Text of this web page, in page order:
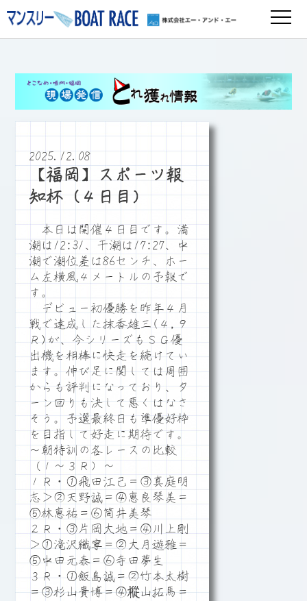
2025.12.08
【福岡】スポーツ報
知杯（４日目）
本日は開催４日目です。満
潮は12:31、干潮は17:27、中
潮で潮位差は86センチ、ホー
ム左横風４メートルの予報で
す。
デビュー初優勝を昨年４月
戦で達成した抹香雄三(４,９
Ｒ)が、今シリーズもＳＧ優
出機を相棒に快走を続けてい
ます。伸び足に関しては周囲
からも評判になっており、タ
ーン回りも決して悪くはなさ
そう。予選最終日も準優好枠
を目指して好走に期待です。
～朝特訓の各レースの比較
（１～３Ｒ）～
１Ｒ・①飛田江己＝③真庭明
志＞②天野誠＝④恵良琴美＝
⑤林恵祐＝⑥筒井美琴
２Ｒ・③片岡大地＝④川上剛
＞①滝沢織寧＝②大月遊雅＝
⑤中田元泰＝⑥寺田夢生
３Ｒ・①飯島誠＝②竹本太樹
＝③杉山貴博＝④樅山拓馬＝